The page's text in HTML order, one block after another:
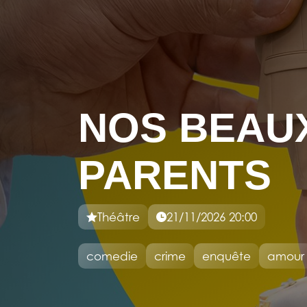
NOS
PARENTS
Théâtre 21/11/2026 20:00
comedie crime enquête amour